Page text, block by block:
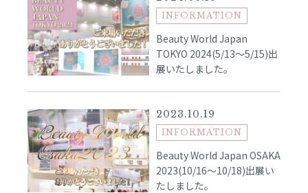
INFORMATION
Beauty World Japan
TOKYO 2024(5/13～5/15)出
展いたしました。
2023.10.19
INFORMATION
Beauty World Japan OSAKA
2023(10/16～10/18)出展い
たしました。